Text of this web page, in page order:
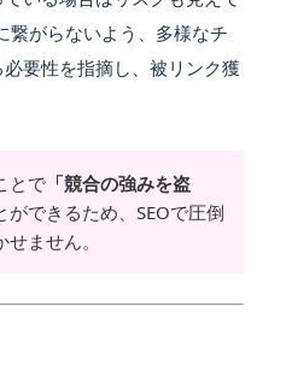
繋がらないよう、多様なチ
要性を指摘し、被リンク獲
とで「競合の強みを盗
ができるため、SEOで圧倒
ません。